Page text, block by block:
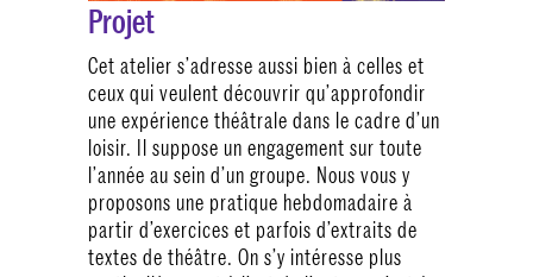
Projet
Cet atelier s’adresse aussi bien à celles et
ceux qui veulent découvrir qu’approfondir
une expérience théâtrale dans le cadre d’un
loisir. Il suppose un engagement sur toute
l’année au sein d’un groupe. Nous vous y
proposons une pratique hebdomadaire à
partir d’exercices et parfois d’extraits de
textes de théâtre. On s’y intéresse plus